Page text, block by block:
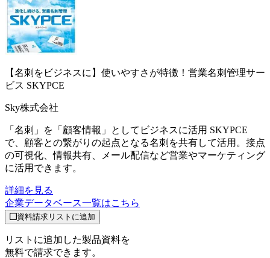
【名刺をビジネスに】使いやすさが特徴！営業名刺管理サー
ビス SKYPCE
Sky株式会社
「名刺」を「顧客情報」としてビジネスに活用 SKYPCE
で、顧客との繋がりの起点となる名刺を共有して活用。接点
の可視化、情報共有、メール配信など営業やマーケティング
に活用できます。
詳細を見る
企業データベース一覧はこちら
資料請求リストに追加
リストに追加した製品資料を
無料で請求できます。